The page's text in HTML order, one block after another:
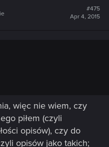
#475
Apr 4, 2015
więc nie wiem, czy
piłem (czyli
opisów), czy do
opisów jako takich;